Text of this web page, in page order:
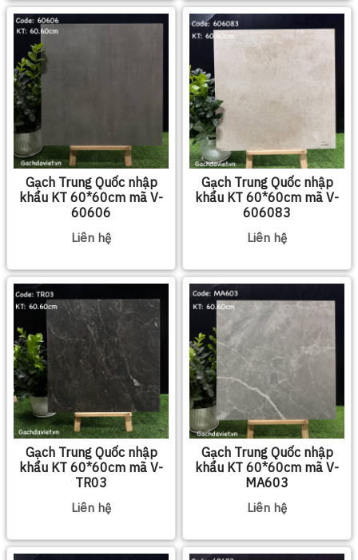
Gạch Trung Quốc nhập
khẩu KT 60*60cm mã V-
60606
Liên hệ
Gạch Trung Quốc nhập
khẩu KT 60*60cm mã V-
606083
Liên hệ
Gạch Trung Quốc nhập
khẩu KT 60*60cm mã V-
TR03
Liên hệ
Gạch Trung Quốc nhập
khẩu KT 60*60cm mã V-
MA603
Liên hệ